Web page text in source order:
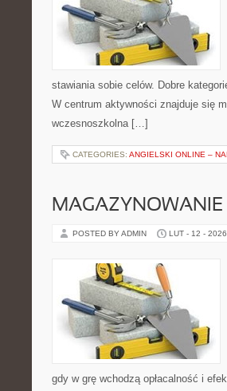
stawiania sobie celów. Dobre
W centrum aktywności znajduje się
wczesnoszkolna […]
CATEGORIES: ANGIELSKI ONLINE –
MAGAZYNOWANIE
POSTED BY ADMIN LUT - 12 - 2026
gdy w grę wchodzą opłacalność i